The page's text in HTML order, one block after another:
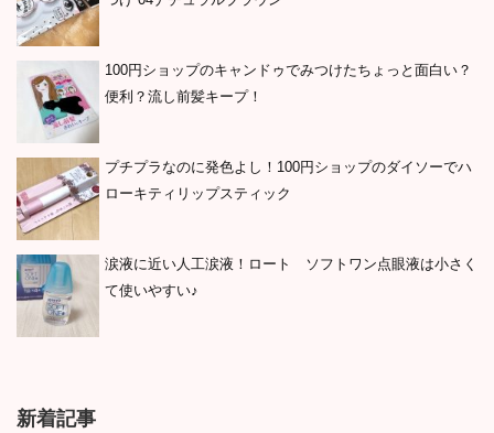
100円ショップのキャンドゥでみつけたちょっと面白い？
便利？流し前髪キープ！
プチプラなのに発色よし！100円ショップのダイソーでハ
ローキティリップスティック
涙液に近い人工涙液！ロート ソフトワン点眼液は小さく
て使いやすい♪
新着記事